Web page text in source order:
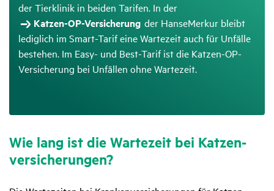
der Tierklinik in beiden Tarifen. In der
Katzen-OP-Versicherung der HanseMerkur bleibt
lediglich im Smart-Tarif eine Wartezeit auch für Unfälle
bestehen. Im Easy- und Best-Tarif ist die Katzen-OP-
Versicherung bei Unfällen ohne Wartezeit.
Wie lang ist die Warte­zeit bei Katzen­
ver­si­che­rungen?